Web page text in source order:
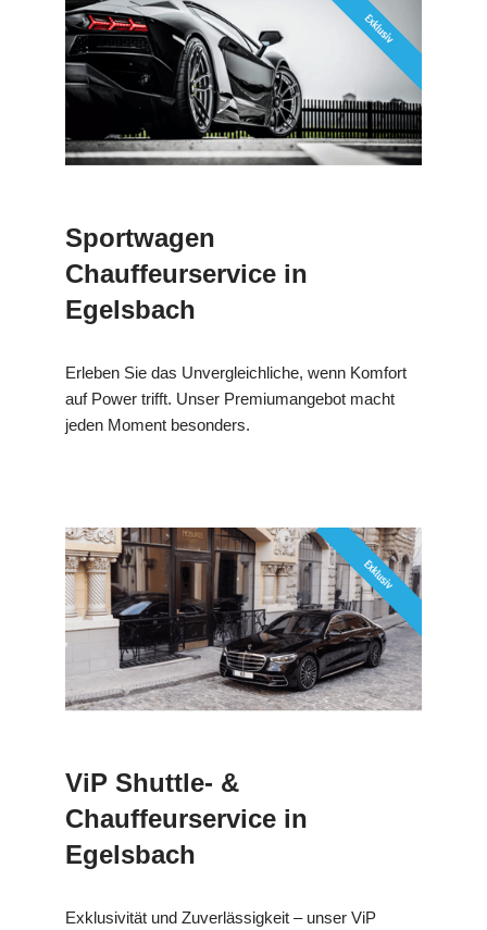
Sportwagen
Chauffeurservice in
Egelsbach
Erleben Sie das Unvergleichliche, wenn Komfort
auf Power trifft. Unser Premiumangebot macht
jeden Moment besonders.
ViP Shuttle- &
Chauffeurservice in
Egelsbach
Exklusivität und Zuverlässigkeit – unser ViP